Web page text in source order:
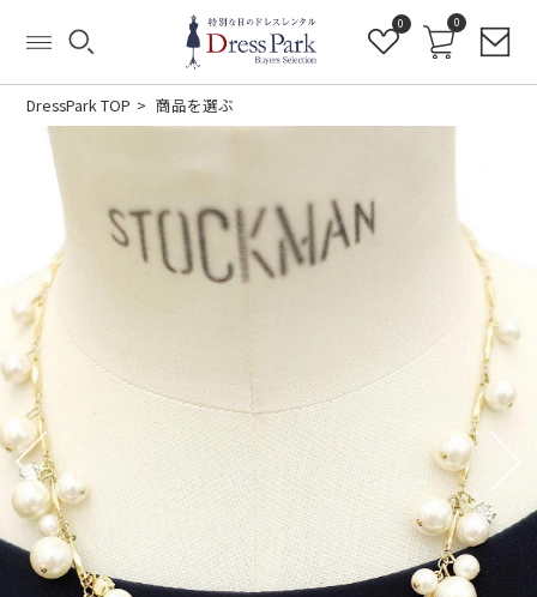
0 0
DressPark TOP 商品を選ぶ